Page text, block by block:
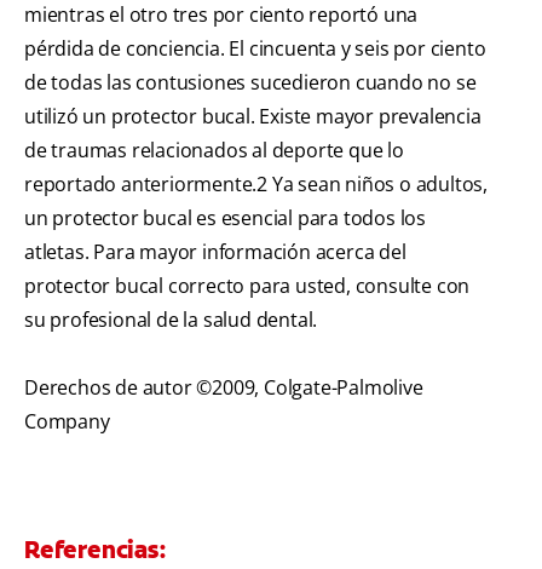
mientras el otro tres por ciento reportó una
pérdida de conciencia. El cincuenta y seis por ciento
de todas las contusiones sucedieron cuando no se
utilizó un protector bucal. Existe mayor prevalencia
de traumas relacionados al deporte que lo
reportado anteriormente.2Ya sean niños o adultos,
un protector bucal es esencial para todos los
atletas. Para mayor información acerca del
protector bucal correcto para usted, consulte con
su profesional de la salud dental.
Derechos de autor ©2009, Colgate-Palmolive
Company
Referencias: